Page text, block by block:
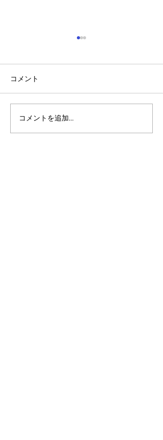
アルゴランドのポスト量
子暗号（PQC）ロードマ
コメント
コメントを追加…